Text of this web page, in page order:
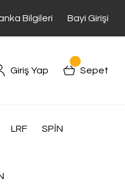
Bilgileri Bayi Girişi
Giriş Yap Sepet
LRF SPİN